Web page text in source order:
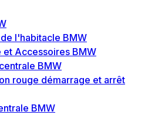
l'habitacle BMW
et Accessoires BMW
BMW
rouge démarrage et arrêt
BMW